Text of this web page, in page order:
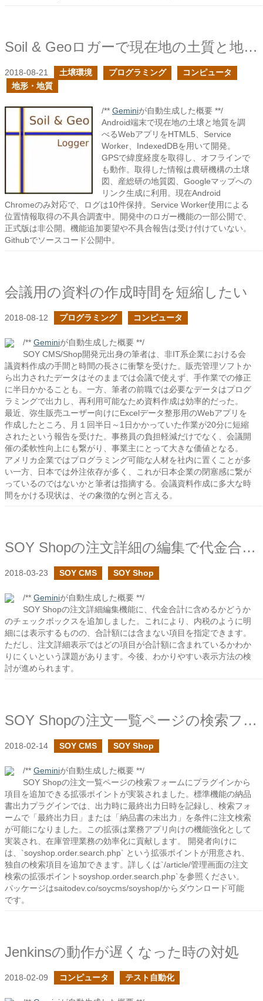
Soil & Geoロガーで現在地の土質と地質を調べよう
2018-08-21 土壌環境 プログラミング
コンピュータ
地形・地質
/** Geminiが自動生成した概要 **/
Android端末で現在地の土壌と地質を調
べるWebアプリをHTML5、Service
Worker、IndexedDBを用いて開発。
GPSで緯度経度を取得し、オフラインで
も動作。取得した情報は農研機構の土壌
図、産総研の地質図、Googleマップへの
リンク生成に利用。現在Android
Chromeのみ対応で、ログは10件保持。Service Worker使用による
位置情報取得の不具合調査中。開発中のロガー機能の一部公開で、
正式版は非公開。機能追加要望や不具合報告は受け付けていない。
Githubでソースコード公開中。
会議用の資料の作成時間を短縮したい
2018-08-12 プログラミング コンピュータ
/** Geminiが自動生成した概要 **/
SOY CMS/Shop開発元出身の筆者は、非IT系企業における会
議資料作成の手間と時間の長さに衝撃を受けた。販売管理ソフトか
ら出力されたデータはそのままでは会議で使えず、手作業での修正
に半日かかることも。一方、筆者の前職では必要なデータはプログ
ラミングで出力し、再利用可能なため資料作成は効率的だった。
最近、弥生販売ユーザー向けにExcelデータ整形用のWebアプリを
作成したところ、月１回半日～1日かかっていた作業が20分に短縮
されたという報告を受けた。事務員の負担軽減だけでなく、会議開
催の柔軟性向上にも繋がり、事業主にとって大きな価値となる。
アメリカ企業ではプログラミング可能な人材を社内に置くことが多
い一方、日本では外注依存が多く、これが日本企業の閉塞感に繋が
っているのではないかと筆者は指摘する。会議資料作成に多大な時
間をかける現状は、その象徴的な例と言える。
SOY Shopの注文詳細の編集で代金合計に含む項目を追加できるようにしました
2018-03-23 SOY CMS SOY Shop
/** Geminiが自動生成した概要 **/
SOY Shopの注文詳細編集機能に、代金合計に含めるかどうか
のチェックボックスを追加しました。これにより、内税のように明
細には表示するものの、合計額には含まない項目を指定できます。
ただし、注文詳細表示ではどの項目が合計額に含まれているかわか
りにくいという課題があります。今後、わかりやすい表示方法の検
討が進められます。
SOY Shopの注文一覧ページの検索フォームでプラグインから項目を追加できるようにしました
2018-02-14 SOY CMS SOY Shop
/** Geminiが自動生成した概要 **/
SOY Shopの注文一覧ページの検索フォームにプラグインから
項目を追加できる拡張ポイントが実装されました。標準機能の納品
書出力プラグインでは、出力時に最終出力日時を記録し、検索フォ
ームで「最終出力日」または「納品書の未出力」を条件に注文検索
が可能になりました。この拡張は業務アプリ向けの機能強化として
実装され、在庫管理業務の効率化に貢献します。 開発者向けに
は、`soyshop.order.search.php` という拡張ポイントが用意され、
独自の検索項目を追加できます。詳しくは`/article/管理画面の注文
検索の拡張ポイントsoyshop.order.search.php`を参照ください。
パッケージはsaitodev.co/soycms/soyshop/からダウンロード可能
です。
Jenkinsの動作が遅くなった時の対処
2018-02-09 コンピュータ テスト自動化